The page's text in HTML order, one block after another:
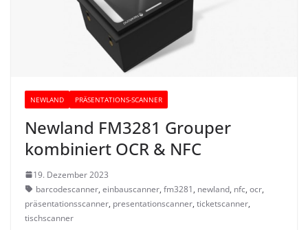
NEWLAND PRÄSENTATIONS-SCANNER
Newland FM3281 Grouper
kombiniert OCR & NFC
19. Dezember 2023
barcodescanner, einbauscanner, fm3281, newland, nfc, ocr,
präsentationsscanner, presentationscanner, ticketscanner,
tischscanner